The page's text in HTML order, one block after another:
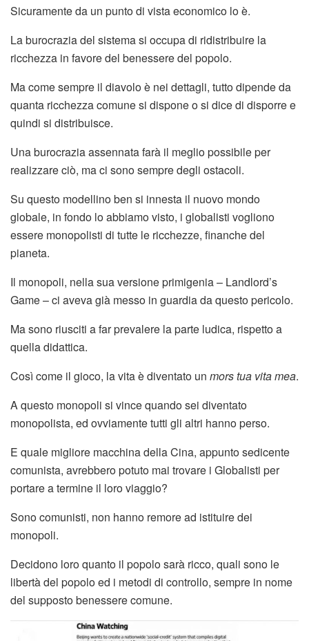
Sicuramente da un punto di vista economico lo è.
La burocrazia del sistema si occupa di ridistribuire la
ricchezza in favore del benessere del popolo.
Ma come sempre il diavolo è nei dettagli, tutto dipende da
quanta ricchezza comune si dispone o si dice di disporre e
quindi si distribuisce.
Una burocrazia assennata farà il meglio possibile per
realizzare ciò, ma ci sono sempre degli ostacoli.
Su questo modellino ben si innesta il nuovo mondo
globale, in fondo lo abbiamo visto, i globalisti vogliono
essere monopolisti di tutte le ricchezze, finanche del
pianeta.
Il monopoli, nella sua versione primigenia – Landlord’s
Game – ci aveva già messo in guardia da questo pericolo.
Ma sono riusciti a far prevalere la parte ludica, rispetto a
quella didattica.
Così come il gioco, la vita è diventato un mors tua vita mea.
A questo monopoli si vince quando sei diventato
monopolista, ed ovviamente tutti gli altri hanno perso.
E quale migliore macchina della Cina, appunto sedicente
comunista, avrebbero potuto mai trovare i Globalisti per
portare a termine il loro viaggio?
Sono comunisti, non hanno remore ad istituire dei
monopoli.
Decidono loro quanto il popolo sarà ricco, quali sono le
libertà del popolo ed i metodi di controllo, sempre in nome
del supposto benessere comune.